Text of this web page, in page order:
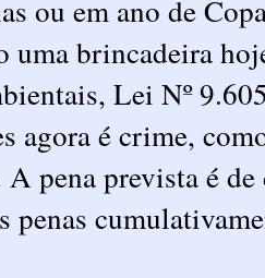
ou em ano de
uma brincadeira
Lei Nº
agora é crime,
pena prevista é
penas